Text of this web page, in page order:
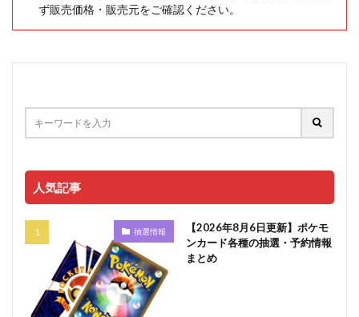
ず販売価格・販売元をご確認ください。
人気記事
抽選情報
【2026年8月6日更新】ポケモ
ンカード各種の抽選・予約情報
まとめ